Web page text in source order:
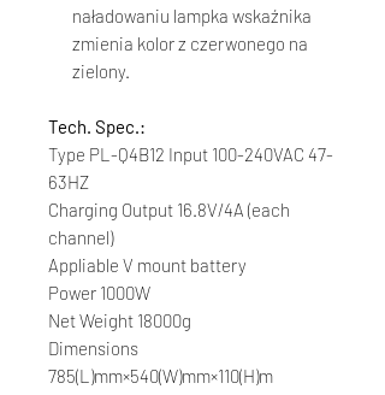
naładowaniu lampka wskaźnika
zmienia kolor z czerwonego na
zielony.
Tech. Spec.:
Type PL-Q4B12 Input 100-240VAC 47-
63HZ
Charging Output 16.8V/4A (each
channel)
Appliable V mount battery
Power 1000W
Net Weight 18000g
Dimensions
785(L)mm×540(W)mm×110(H)m